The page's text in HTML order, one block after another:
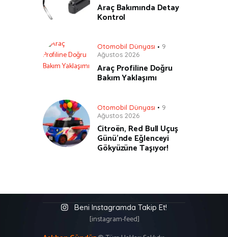
Araç Bakımında Detay
Kontrol
Otomobil Dünyası
9
Ağustos 2026
Araç Profiline Doğru
Bakım Yaklaşımı
Otomobil Dünyası
9
Ağustos 2026
Citroën, Red Bull Uçuş
Günü’nde Eğlenceyi
Gökyüzüne Taşıyor!
Beni Instagramda Takip Et!
[instagram-feed]